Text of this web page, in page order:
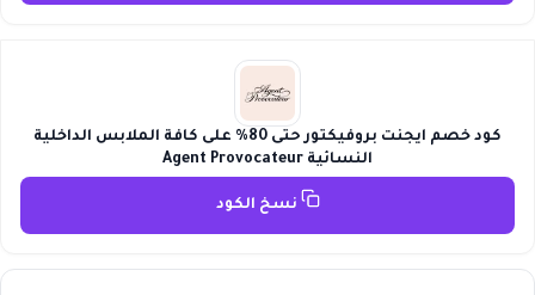
كود خصم ايجنت بروفيكتور حتى 80% على كافة الملابس الداخلية
النسائية Agent Provocateur
نسخ الكود